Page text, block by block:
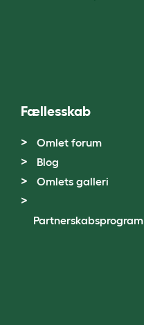
Fællesskab
Omlet forum
Blog
Omlets galleri
Partnerskabsprogram